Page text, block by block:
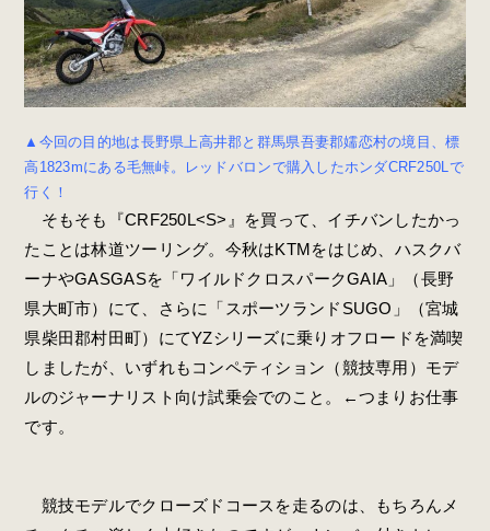
▲今回の目的地は長野県上高井郡と群馬県吾妻郡嬬恋村の境目、標
高1823mにある毛無峠。レッドバロンで購入したホンダCRF250Lで
行く！
そもそも『CRF250L<S>』を買って、イチバンしたかっ
たことは林道ツーリング。今秋はKTMをはじめ、ハスクバ
ーナやGASGASを「ワイルドクロスパークGAIA」（長野
県大町市）にて、さらに「スポーツランドSUGO」（宮城
県柴田郡村田町）にてYZシリーズに乗りオフロードを満喫
しましたが、いずれもコンペティション（競技専用）モデ
ルのジャーナリスト向け試乗会でのこと。←つまりお仕事
です。
競技モデルでクローズドコースを走るのは、もちろんメ